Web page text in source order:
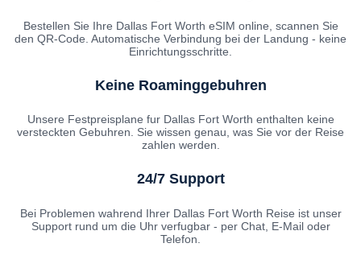
Bestellen Sie Ihre Dallas Fort Worth eSIM online, scannen Sie
den QR-Code. Automatische Verbindung bei der Landung - keine
Einrichtungsschritte.
Keine Roaminggebuhren
Unsere Festpreisplane fur Dallas Fort Worth enthalten keine
versteckten Gebuhren. Sie wissen genau, was Sie vor der Reise
zahlen werden.
24/7 Support
Bei Problemen wahrend Ihrer Dallas Fort Worth Reise ist unser
Support rund um die Uhr verfugbar - per Chat, E-Mail oder
Telefon.